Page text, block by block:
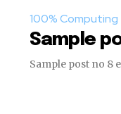
100% Computing
Sample
Sample post no 8